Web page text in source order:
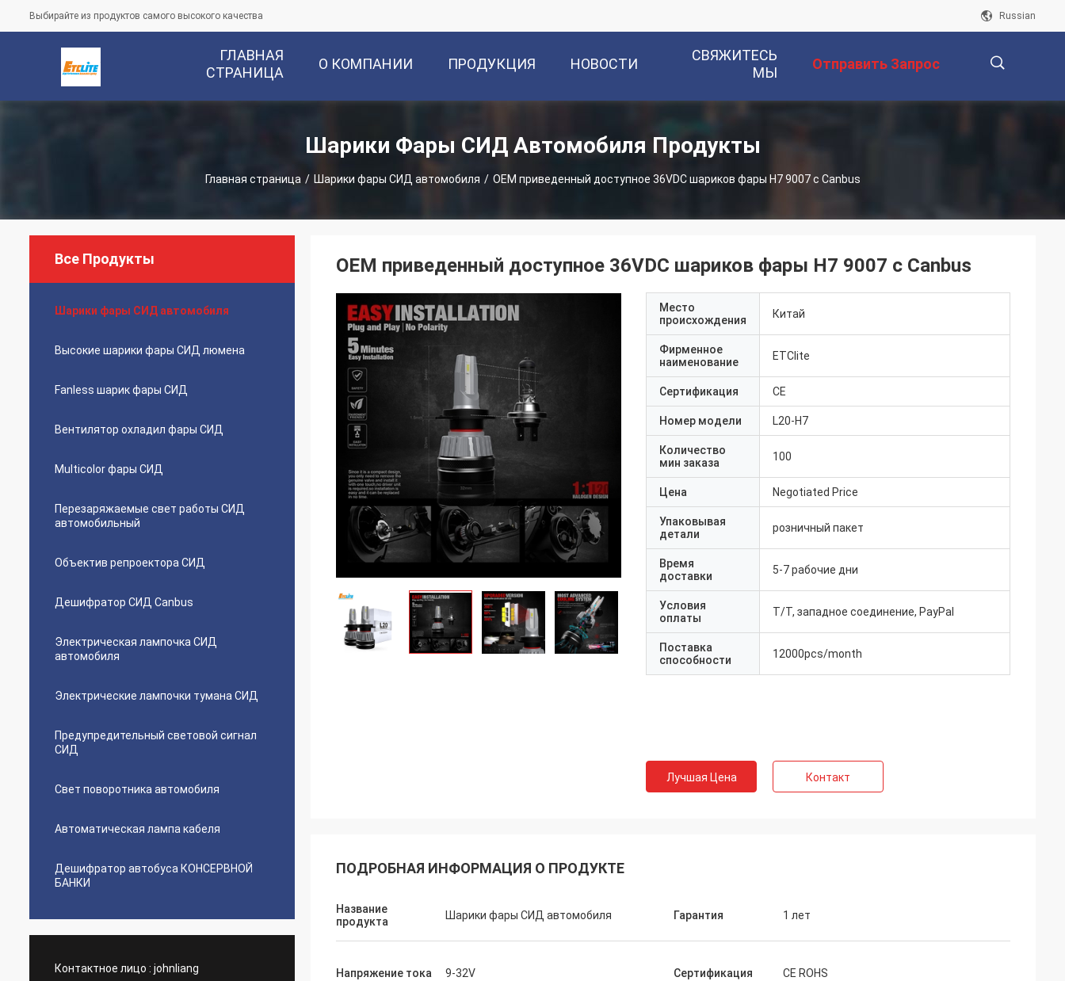
Выбирайте из продуктов самого высокого качества Russian
ГЛАВНАЯ
СТРАНИЦА
О КОМПАНИИ ПРОДУКЦИЯ НОВОСТИ
СВЯЖИТЕСЬ
МЫ
Отправить Запрос
Шарики Фары СИД Автомобиля Продукты
Главная страница / Шарики фары СИД автомобиля / OEM приведенный доступное 36VDC шариков фары H7 9007 с Canbus
Все Продукты
Шарики фары СИД автомобиля
Высокие шарики фары СИД люмена
Fanless шарик фары СИД
Вентилятор охладил фары СИД
Multicolor фары СИД
Перезаряжаемые свет работы СИД
автомобильный
Объектив репроектора СИД
Дешифратор СИД Canbus
Электрическая лампочка СИД
автомобиля
Электрические лампочки тумана СИД
Предупредительный световой сигнал
СИД
Свет поворотника автомобиля
Автоматическая лампа кабеля
Дешифратор автобуса КОНСЕРВНОЙ
БАНКИ
Контактное лицо : johnliang
OEM приведенный доступное 36VDC шариков фары H7 9007 с Canbus
Место
происхождения
Китай
Фирменное
наименование
ETClite
Сертификация CE
Номер модели L20-H7
Количество
мин заказа
100
Цена Negotiated Price
Упаковывая
детали
розничный пакет
Время
доставки
5-7 рабочие дни
Условия
оплаты
T/T, западное соединение, PayPal
Поставка
способности
12000pcs/month
Лучшая Цена Контакт
ПОДРОБНАЯ ИНФОРМАЦИЯ О ПРОДУКТЕ
Название
продукта
Шарики фары СИД автомобиля Гарантия 1 лет
Напряжение тока 9-32V Сертификация CE ROHS